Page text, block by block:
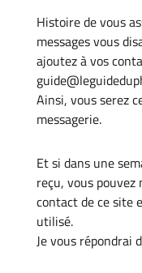
Histoire de vous
messages vous
ajoutez à vos
Ainsi, vous serez
messagerie.
Et si dans une
reçu, vous pouvez
contact de ce site
utilisé.
Je vous répondrai